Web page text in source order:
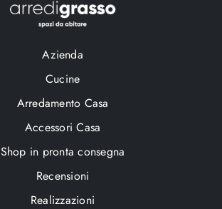
Azienda
Cucine
Arredamento Casa
Accessori Casa
Shop in pronta consegna
Recensioni
Realizzazioni